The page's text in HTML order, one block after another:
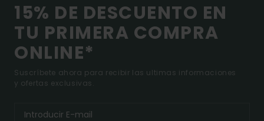
15% DE DESCUENTO EN
TU PRIMERA COMPRA
ONLINE*
Suscríbete ahora para recibir las ultimas informaciones
y ofertas exclusivas.